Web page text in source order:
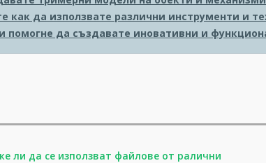
как да използвате различни инструменти и
помогне да създавате иновативни и
ли да се използват файлове от ралични